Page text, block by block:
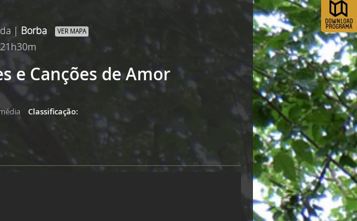
| Borba VER MAPA
21h30m
e Canções de Amor
Classificação: